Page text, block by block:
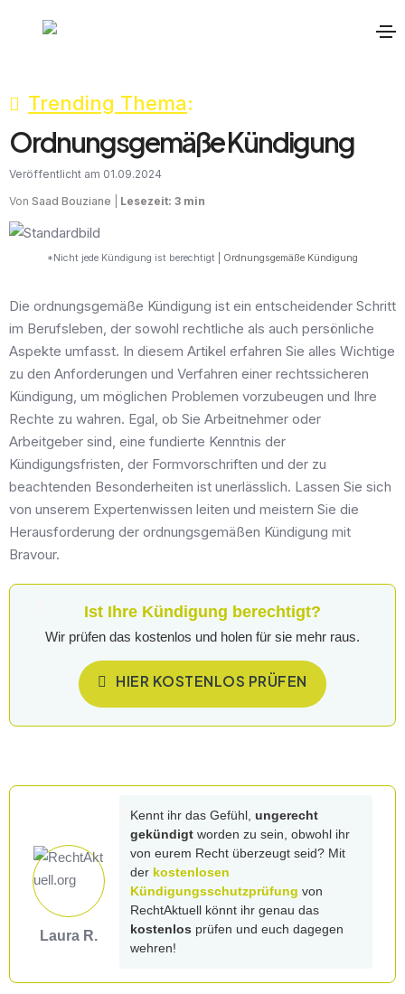
Trending Thema:
Ordnungsgemäße Kündigung
Veröffentlicht am 01.09.2024
Von Saad Bouziane Lesezeit: 3 min
*Nicht jede Kündigung ist berechtigt | Ordnungsgemäße Kündigung
Die ordnungsgemäße Kündigung ist ein entscheidender Schritt
im Berufsleben, der sowohl rechtliche als auch persönliche
Aspekte umfasst. In diesem Artikel erfahren Sie alles Wichtige
zu den Anforderungen und Verfahren einer rechtssicheren
Kündigung, um möglichen Problemen vorzubeugen und Ihre
Rechte zu wahren. Egal, ob Sie Arbeitnehmer oder
Arbeitgeber sind, eine fundierte Kenntnis der
Kündigungsfristen, der Formvorschriften und der zu
beachtenden Besonderheiten ist unerlässlich. Lassen Sie sich
von unserem Expertenwissen leiten und meistern Sie die
Herausforderung der ordnungsgemäßen Kündigung mit
Bravour.
Ist Ihre Kündigung berechtigt?
Wir prüfen das kostenlos und holen für sie mehr raus.
HIER KOSTENLOS PRÜFEN
Laura R.
Kennt ihr das Gefühl, ungerecht
gekündigt worden zu sein, obwohl ihr
von eurem Recht überzeugt seid? Mit
der kostenlosen
Kündigungsschutzprüfung von
RechtAktuell könnt ihr genau das
kostenlos prüfen und euch dagegen
wehren!